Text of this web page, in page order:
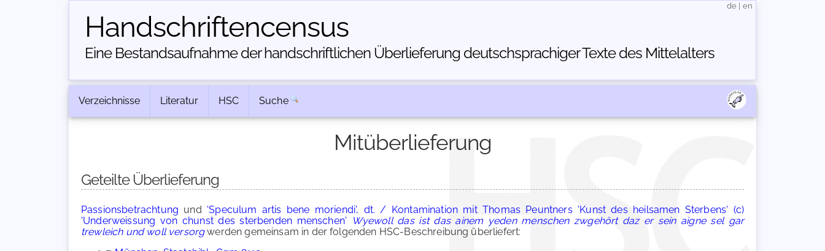
Handschriften­census
Eine Bestandsaufnahme der handschriftlichen Über­lieferung deutschsprachiger Texte des Mittelalters
de en
Verzeichnisse Literatur HSC Suche
Mitüberlieferung
Geteilte Überlieferung
Passionsbetrachtung und 'Speculum artis bene moriendi', dt. / Kontamination mit Thomas Peuntners 'Kunst des heilsamen Sterbens' (c)
'Underweissung von chunst des sterbenden menschen'
Wyewoll das ist das ainem yeden menschen zwgehört daz er sein aigne sel gar
trewleich und woll versorgwerden gemeinsam in der folgenden HSC-Beschreibung überliefert: